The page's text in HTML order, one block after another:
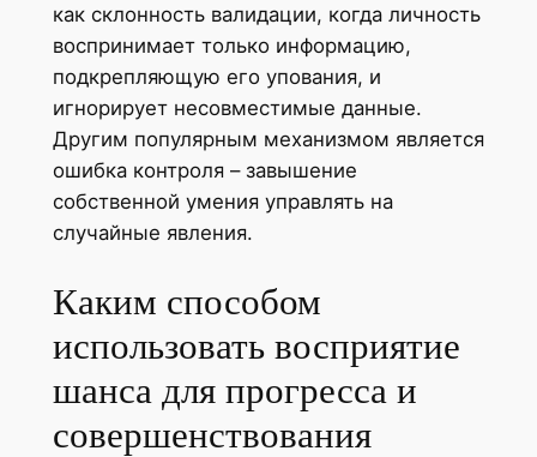
как склонность валидации, когда личность
воспринимает только информацию,
подкрепляющую его упования, и
игнорирует несовместимые данные.
Другим популярным механизмом является
ошибка контроля – завышение
собственной умения управлять на
случайные явления.
Каким способом
использовать восприятие
шанса для прогресса и
совершенствования